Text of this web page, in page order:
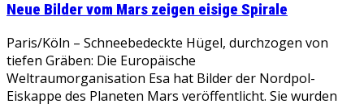
Neue Bilder vom Mars zeigen eisige Spirale
Paris/Köln – Schneebedeckte Hügel, durchzogen von
tiefen Gräben: Die Europäische
Weltraumorganisation Esa hat Bilder der Nordpol-
Eiskappe des Planeten Mars veröffentlicht. Sie wurden